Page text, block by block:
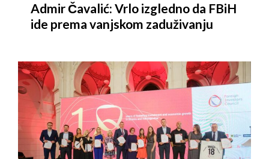
Admir Čavalić: Vrlo izgledno da FBiH
ide prema vanjskom zaduživanju